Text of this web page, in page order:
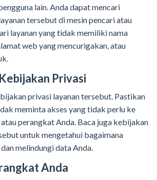
lain. Anda dapat mencari
tersebut di mesin pencari atau
layanan yang tidak memiliki nama
web yang mencurigakan, atau
Privasi
privasi layanan tersebut. Pastikan
meminta akses yang tidak perlu ke
perangkat Anda. Baca juga kebijakan
untuk mengetahui bagaimana
melindungi data Anda.
Anda